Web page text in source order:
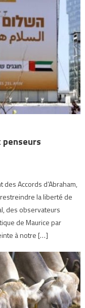
penseurs
des Accords d’Abraham,
la liberté de
des observateurs
de Maurice par
à notre […]